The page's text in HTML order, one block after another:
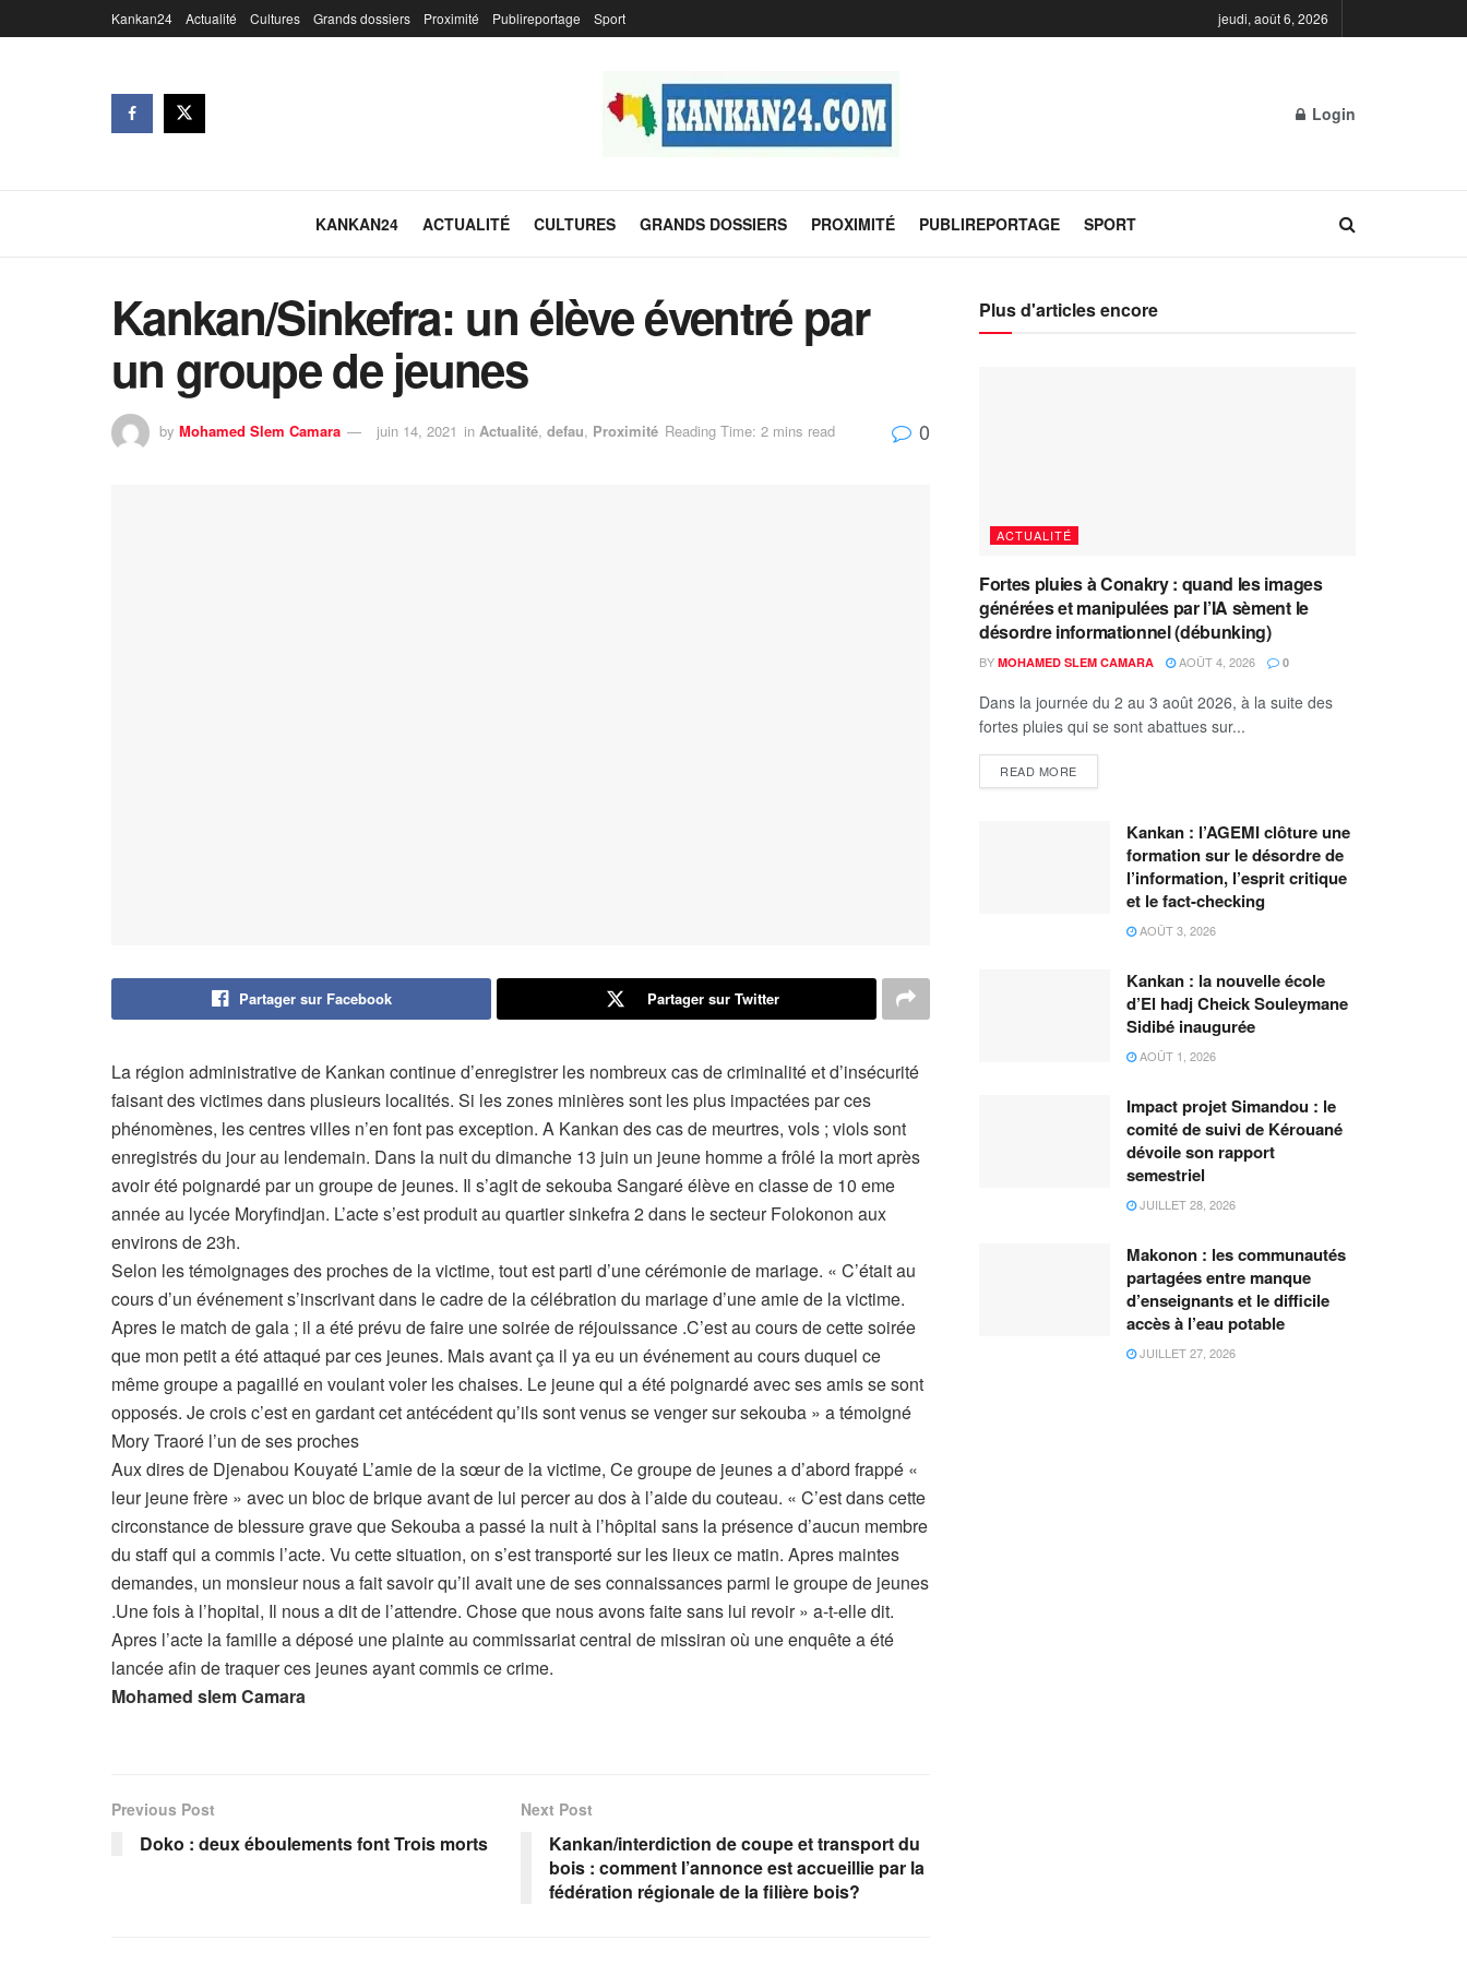
Kankan24 Actualité Cultures Grands dossiers Proximité Publireportage Sport jeudi, août 6, 2026
Login
KANKAN24 ACTUALITÉ CULTURES GRANDS DOSSIERS PROXIMITÉ PUBLIREPORTAGE SPORT
Kankan/Sinkefra: un élève éventré par
un groupe de jeunes
by Mohamed Slem Camara juin 14, 2021 in Actualité, defau, Proximité Reading Time: 2 mins read 0
Partager sur Facebook Partager sur Twitter
La région administrative de Kankan continue d’enregistrer les nombreux cas de criminalité et d’insécurité
faisant des victimes dans plusieurs localités. Si les zones minières sont les plus impactées par ces
phénomènes, les centres villes n’en font pas exception. A Kankan des cas de meurtres, vols ; viols sont
enregistrés du jour au lendemain. Dans la nuit du dimanche 13 juin un jeune homme a frôlé la mort après
avoir été poignardé par un groupe de jeunes. Il s’agit de sekouba Sangaré élève en classe de 10 eme
année au lycée Moryfindjan. L’acte s’est produit au quartier sinkefra 2 dans le secteur Folokonon aux
environs de 23h.
Selon les témoignages des proches de la victime, tout est parti d’une cérémonie de mariage. « C’était au
cours d’un événement s’inscrivant dans le cadre de la célébration du mariage d’une amie de la victime.
Apres le match de gala ; il a été prévu de faire une soirée de réjouissance .C’est au cours de cette soirée
que mon petit a été attaqué par ces jeunes. Mais avant ça il ya eu un événement au cours duquel ce
même groupe a pagaillé en voulant voler les chaises. Le jeune qui a été poignardé avec ses amis se sont
opposés. Je crois c’est en gardant cet antécédent qu’ils sont venus se venger sur sekouba » a témoigné
Mory Traoré l’un de ses proches
Aux dires de Djenabou Kouyaté L’amie de la sœur de la victime, Ce groupe de jeunes a d’abord frappé «
leur jeune frère » avec un bloc de brique avant de lui percer au dos à l’aide du couteau. « C’est dans cette
circonstance de blessure grave que Sekouba a passé la nuit à l’hôpital sans la présence d’aucun membre
du staff qui a commis l’acte. Vu cette situation, on s’est transporté sur les lieux ce matin. Apres maintes
demandes, un monsieur nous a fait savoir qu’il avait une de ses connaissances parmi le groupe de jeunes
.Une fois à l’hopital, Il nous a dit de l’attendre. Chose que nous avons faite sans lui revoir » a-t-elle dit.
Apres l’acte la famille a déposé une plainte au commissariat central de missiran où une enquête a été
lancée afin de traquer ces jeunes ayant commis ce crime.
Mohamed slem Camara
Previous Post
Doko : deux éboulements font Trois morts
Next Post
Kankan/interdiction de coupe et transport du
bois : comment l’annonce est accueillie par la
fédération régionale de la filière bois?
Plus d'articles encore
ACTUALITÉ
Fortes pluies à Conakry : quand les images
générées et manipulées par l’IA sèment le
désordre informationnel (débunking)
BY MOHAMED SLEM CAMARA AOÛT 4, 2026 0
Dans la journée du 2 au 3 août 2026, à la suite des
fortes pluies qui se sont abattues sur...
READ MORE
Kankan : l’AGEMI clôture une
formation sur le désordre de
l’information, l’esprit critique
et le fact-checking
AOÛT 3, 2026
Kankan : la nouvelle école
d’El hadj Cheick Souleymane
Sidibé inaugurée
AOÛT 1, 2026
Impact projet Simandou : le
comité de suivi de Kérouané
dévoile son rapport
semestriel
JUILLET 28, 2026
Makonon : les communautés
partagées entre manque
d’enseignants et le difficile
accès à l’eau potable
JUILLET 27, 2026